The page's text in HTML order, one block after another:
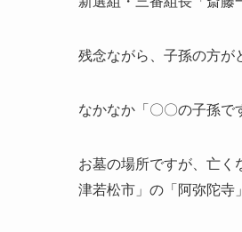
残念ながら、子孫の方が
なかなか「〇〇の子孫で
お墓の場所ですが、亡く
津若松市」の「阿弥陀寺